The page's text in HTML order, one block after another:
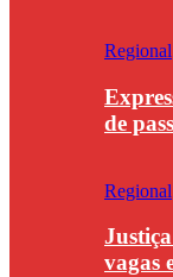
Regional
de
Regional
vagas